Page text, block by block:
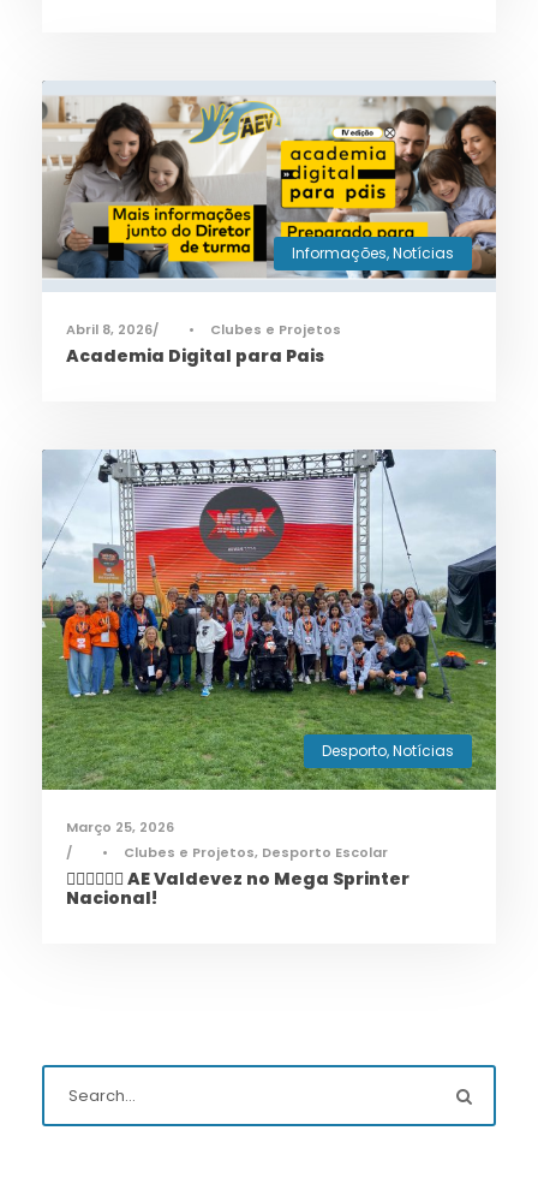
Informações,Notícias
Abril 8, 2026 • Clubes e Projetos
Academia Digital para Pais
Desporto,Notícias
Março 25, 2026
•
Clubes e Projetos, Desporto Escolar
🏃‍♀️🏃‍♂️🏃‍♀️ AE Valdevez no Mega Sprinter
Nacional!